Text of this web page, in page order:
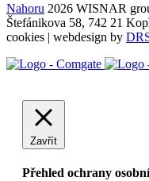
Nahoru 2026 WISNAR
Štefánikova 58, 742 21
cookies | webdesign by
Zavřít
Přehled ochrany